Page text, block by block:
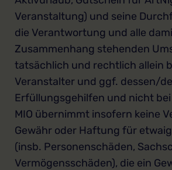
Veranstaltung) und seine
die Verantwortung und alle
Zusammenhang stehenden
tatsächlich und rechtlich allein
Veranstalter und ggf. dessen/
Erfüllungsgehilfen und nicht bei
MIO übernimmt insofern keine
Gewähr oder Haftung für
(insb. Personenschäden,
Vermögensschäden), die ein